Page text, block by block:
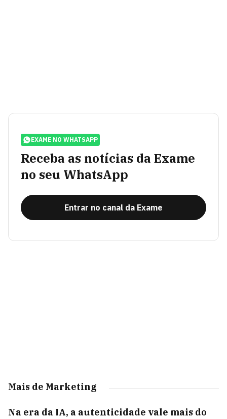
EXAME NO WHATSAPP
Receba as notícias da Exame
no seu WhatsApp
Entrar no canal da Exame
Mais de Marketing
Na era da IA, a autenticidade vale mais do